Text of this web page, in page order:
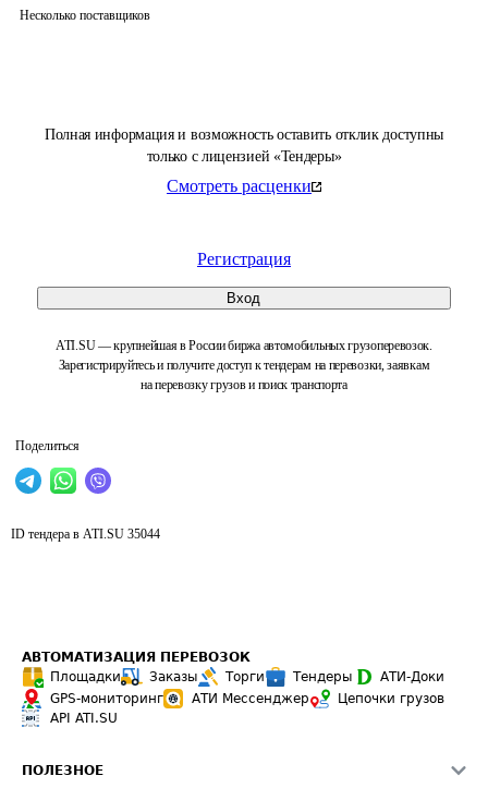
Полная информация и возможность оставить отклик доступны
только с лицензией «Тендеры»
Смотреть расценки
Регистрация
Вход
ATI.SU — крупнейшая в России биржа автомобильных грузоперевозок.
Зарегистрируйтесь и получите доступ к тендерам на перевозки, заявкам
на перевозку грузов и поиск транспорта
Поделиться
Несколько поставщиков
ID тендера в ATI.SU 35044
АВТОМАТИЗАЦИЯ ПЕРЕВОЗОК
Площадки
Заказы Торги Тендеры
АТИ-Доки
GPS-мониторинг
АТИ Мессенджер
Цепочки грузов
API ATI.SU
ПОЛЕЗНОЕ